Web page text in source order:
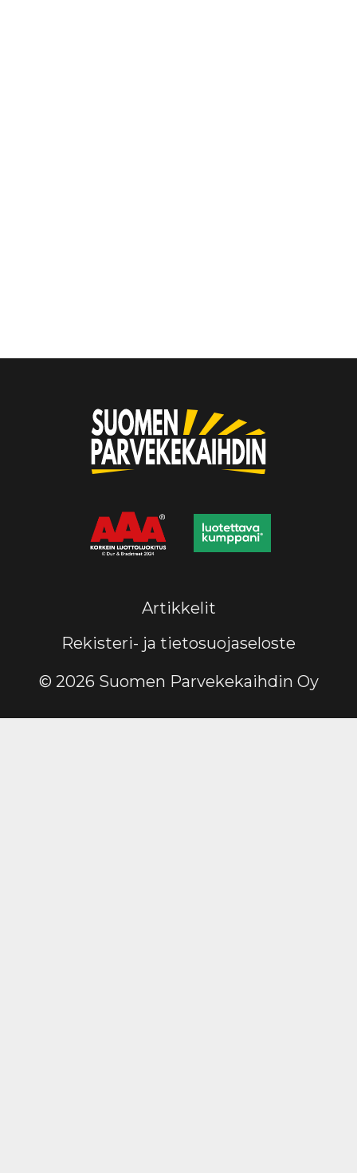
Artikkelit
Rekisteri- ja tietosuojaseloste
© 2026 Suomen Parvekekaihdin Oy